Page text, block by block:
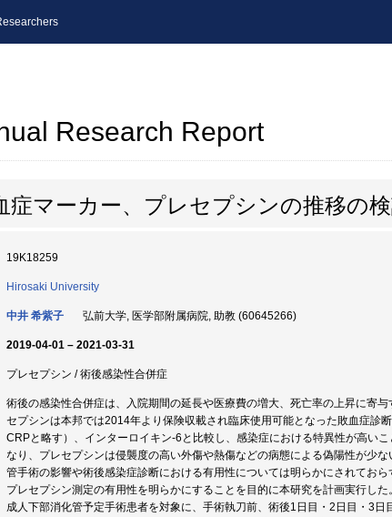
Research Report
症マーカー、プレセプシンの推移の
19K18259
Hirosaki University
中井 希紫子 弘前大学, 医学部附属病院, 助教 (60645266)
2019-04-01 – 2021-03-31
プレセプシン / 術後感染性合併症
術後の感染性合併症は、入院期間の延長や医療費の増大、死亡率の上昇に寄
セプシンは本邦では2014年より保険収載され臨床使用可能となった敗血症診
CRPと略す）、インターロイキン-6と比較し、感染症における特異性が高い
なり、プレセプシンは侵襲度の高い外傷や熱傷などの病態による偽陽性が少
管手術の影響や術後感染症診断における有用性については明らかにされてお
プレセプシン測定の有用性を明らかにすることを目的に本研究を計画実行した。
成人下部消化管予定手術患者を対象に、手術執刀前、術後1日目・2日目・3